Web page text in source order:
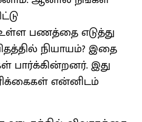
பணத்தை எடுத்து
நியாயம்? இதை
பார்க்கின்றனர். இது
என்னிடம்